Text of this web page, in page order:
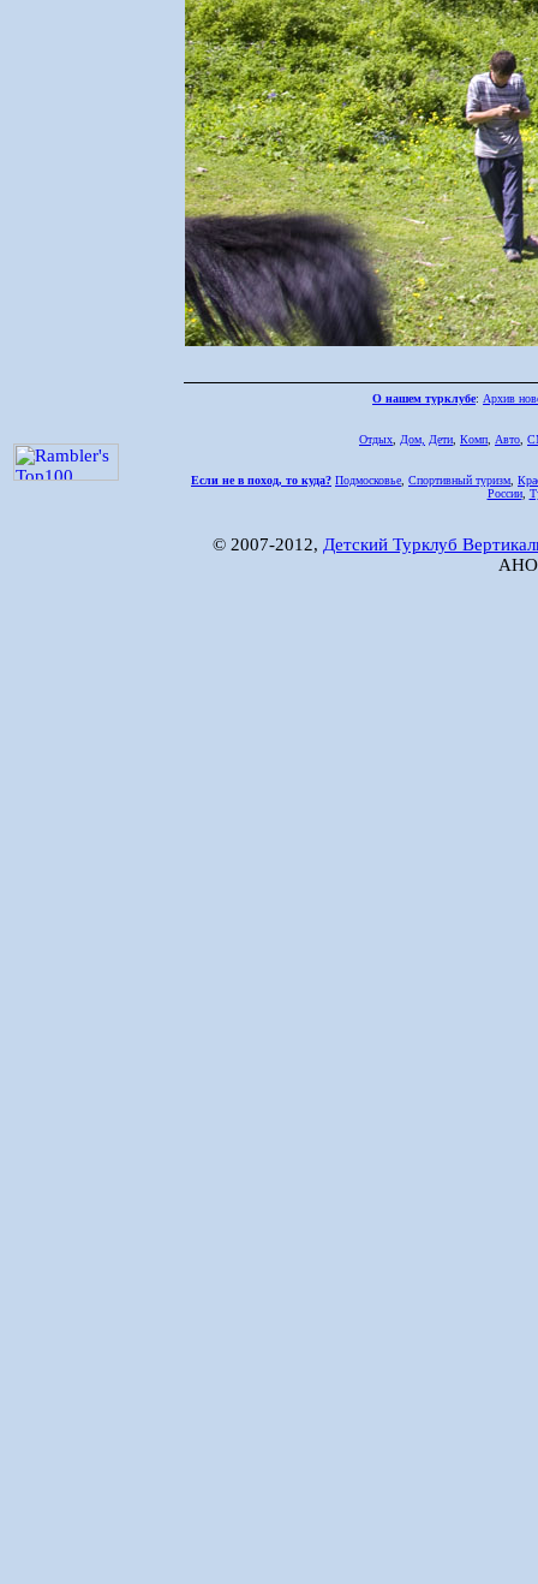
О нашем турклубе: Архив
Отдых Дом, Дети Комп Авто
Если не в поход, то куда? Подмосковье Спортивный туризм
России,
© 2007-2012, Детский Турклуб
АНО